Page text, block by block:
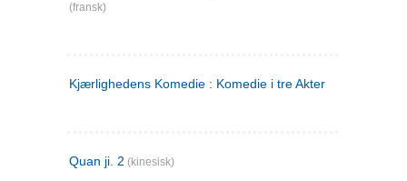
(fransk)
Kjærlighedens Komedie : Komedie i tre Akter
Quan ji. 2 (kinesisk)